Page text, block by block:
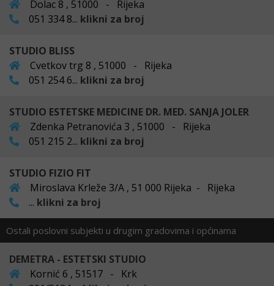
Dolac 8 , 51000 - Rijeka
051 334 8... klikni za broj
STUDIO BLISS
Cvetkov trg 8 , 51000 - Rijeka
051 254 6... klikni za broj
STUDIO ESTETSKE MEDICINE DR. MED. SANJA JOLER
Zdenka Petranovića 3 , 51000 - Rijeka
051 215 2... klikni za broj
STUDIO FIZIO FIT
Miroslava Krleže 3/A , 51 000 Rijeka - Rijeka
... klikni za broj
Ostali poslovni subjekti u drugim gradovima i općinama
DEMETRA - ESTETSKI STUDIO
Kornić 6 , 51517 - Krk